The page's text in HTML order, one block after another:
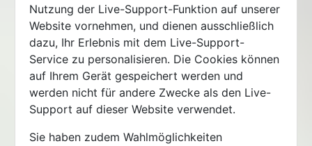
Nutzung der Live-Support-Funktion auf unserer
Website vornehmen, und dienen ausschließlich
dazu, Ihr Erlebnis mit dem Live-Support-
Service zu personalisieren. Die Cookies können
auf Ihrem Gerät gespeichert werden und
werden nicht für andere Zwecke als den Live-
Support auf dieser Website verwendet.
Sie haben zudem Wahlmöglichkeiten